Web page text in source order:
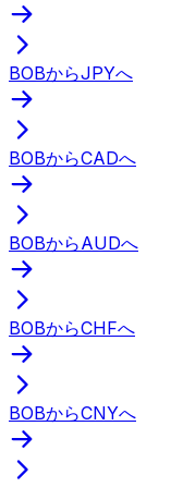
BOBからJPYへ
BOBからCADへ
BOBからAUDへ
BOBからCHFへ
BOBからCNYへ